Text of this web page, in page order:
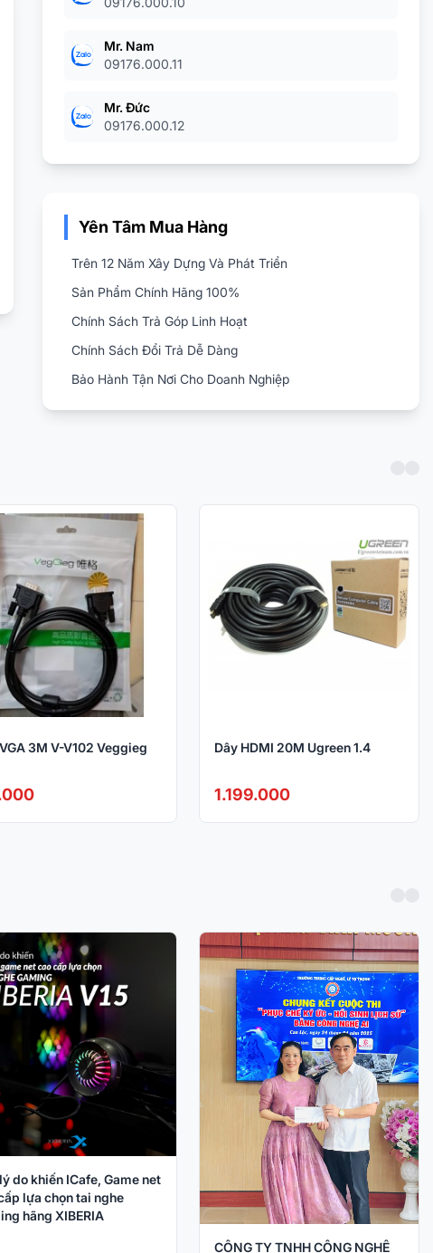
bị công
Zn hoạt động
của bạn có
chiếu ở phạm
cấp có 2 đầu
tế giúp kết nối
thiết kế
đầu đĩa;
Mr. Nam
09176.000.11
Mr. Đức
09176.000.12
Yên Tâm Mua Hàng
Trên 12 Năm Xây Dựng Và Phát Triển
Sản Phẩm Chính Hãng 100%
Chính Sách Trả Góp Linh Hoạt
Chính Sách Đổi Trả Dễ Dàng
Bảo Hành Tận Nơi Cho Doanh Nghiệp
3M V-V102 Veggieg Dây HDMI 20M Ugreen 1.4
1.199.000
do khiến ICafe, Game net
lựa chọn tai nghe
hãng XIBERIA
CÔNG TY TNHH CÔNG NGHỆ